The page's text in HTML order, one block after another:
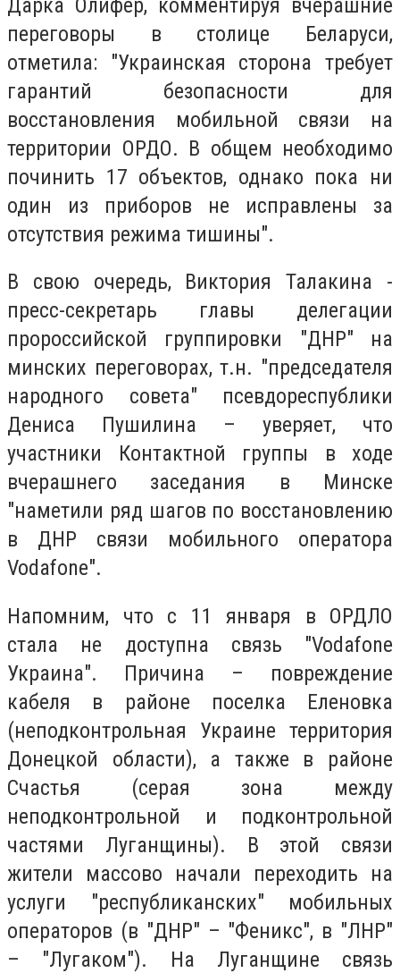
переговоры в столице Беларуси,
отметила: "Украинская сторона требует
гарантий безопасности для
восстановления мобильной связи на
территории ОРДО. В общем необходимо
починить 17 объектов, однако пока ни
один из приборов не исправлены за
отсутствия режима тишины".
В свою очередь, Виктория Талакина -
пресс-секретарь главы делегации
пророссийской группировки "ДНР" на
минских переговорах, т.н. "председателя
народного совета" псевдореспублики
Дениса Пушилина – уверяет, что
участники Контактной группы в ходе
вчерашнего заседания в Минске
"наметили ряд шагов по восстановлению
в ДНР связи мобильного оператора
Vodafone".
Напомним, что с 11 января в ОРДЛО
стала не доступна связь "Vodafone
Украина". Причина – повреждение
кабеля в районе поселка Еленовка
(неподконтрольная Украине территория
Донецкой области), а также в районе
Счастья (серая зона между
неподконтрольной и подконтрольной
частями Луганщины). В этой связи
жители массово начали переходить на
услуги "республиканских" мобильных
операторов (в "ДНР" – "Феникс", в "ЛНР"
– "Лугаком"). На Луганщине связь